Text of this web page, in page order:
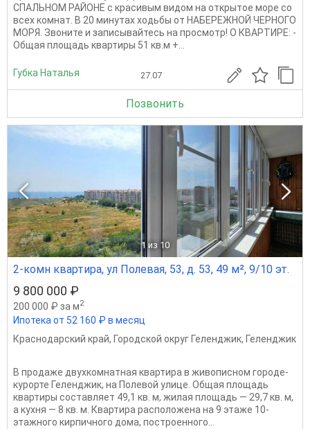
СПАЛЬНОМ РАЙОНЕ с красивым видом на открытое море со
всех комнат. В 20 минутах ходьбы от НАБЕРЕЖНОЙ ЧЕРНОГО
МОРЯ. Звоните и записывайтесь на просмотр! О КВАРТИРЕ: -
Общая площадь квартиры 51 кв.м +...
Губка Наталья 27.07
Позвонить
1 из 10
2-комн квартира, ул Полевая, 53, д. 53, 49 м², 9/10 эт.
9 800 000 ₽
200 000 ₽ за м2
Ипотека от 52 160 ₽ в месяц
Краснодарский край, Городской округ Геленджик, Геленджик
В продаже двухкомнатная квартира в живописном городе-
курорте Геленджик, на Полевой улице. Общая площадь
квартиры составляет 49,1 кв. м, жилая площадь — 29,7 кв. м,
а кухня — 8 кв. м. Квартира расположена на 9 этаже 10-
этажного кирпичного дома, построенного...